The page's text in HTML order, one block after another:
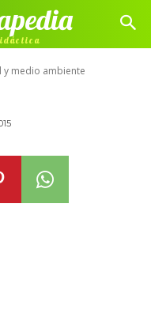
y medio ambiente
y medio